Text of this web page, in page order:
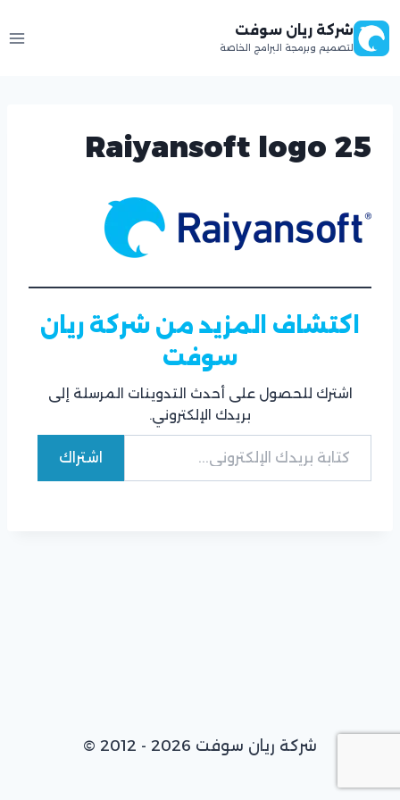
إلى
المحتوى
شركة ريان سوفت
لتصميم وبرمجة البرامج الخاصة
Raiyansoft logo 25
اكتشاف المزيد من شركة ريان
سوفت
اشترك للحصول على أحدث التدوينات المرسلة إلى
بريدك الإلكتروني.
كتابة بريدك الإلكتروني...
اشتراك
© 2012 - 2026 شركة ريان سوفت